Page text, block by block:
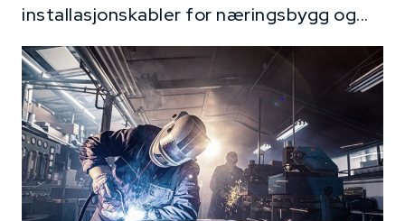
installasjonskabler for næringsbygg og...